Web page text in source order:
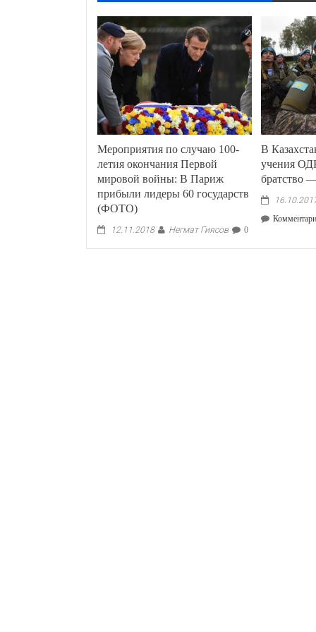
Мероприятия по случаю 100-
летия окончания Первой
мировой войны: В Париж
прибыли лидеры 60 государств
(ФОТО)
12.11.2018 Негмат Гиясов 0
В
учения
братство